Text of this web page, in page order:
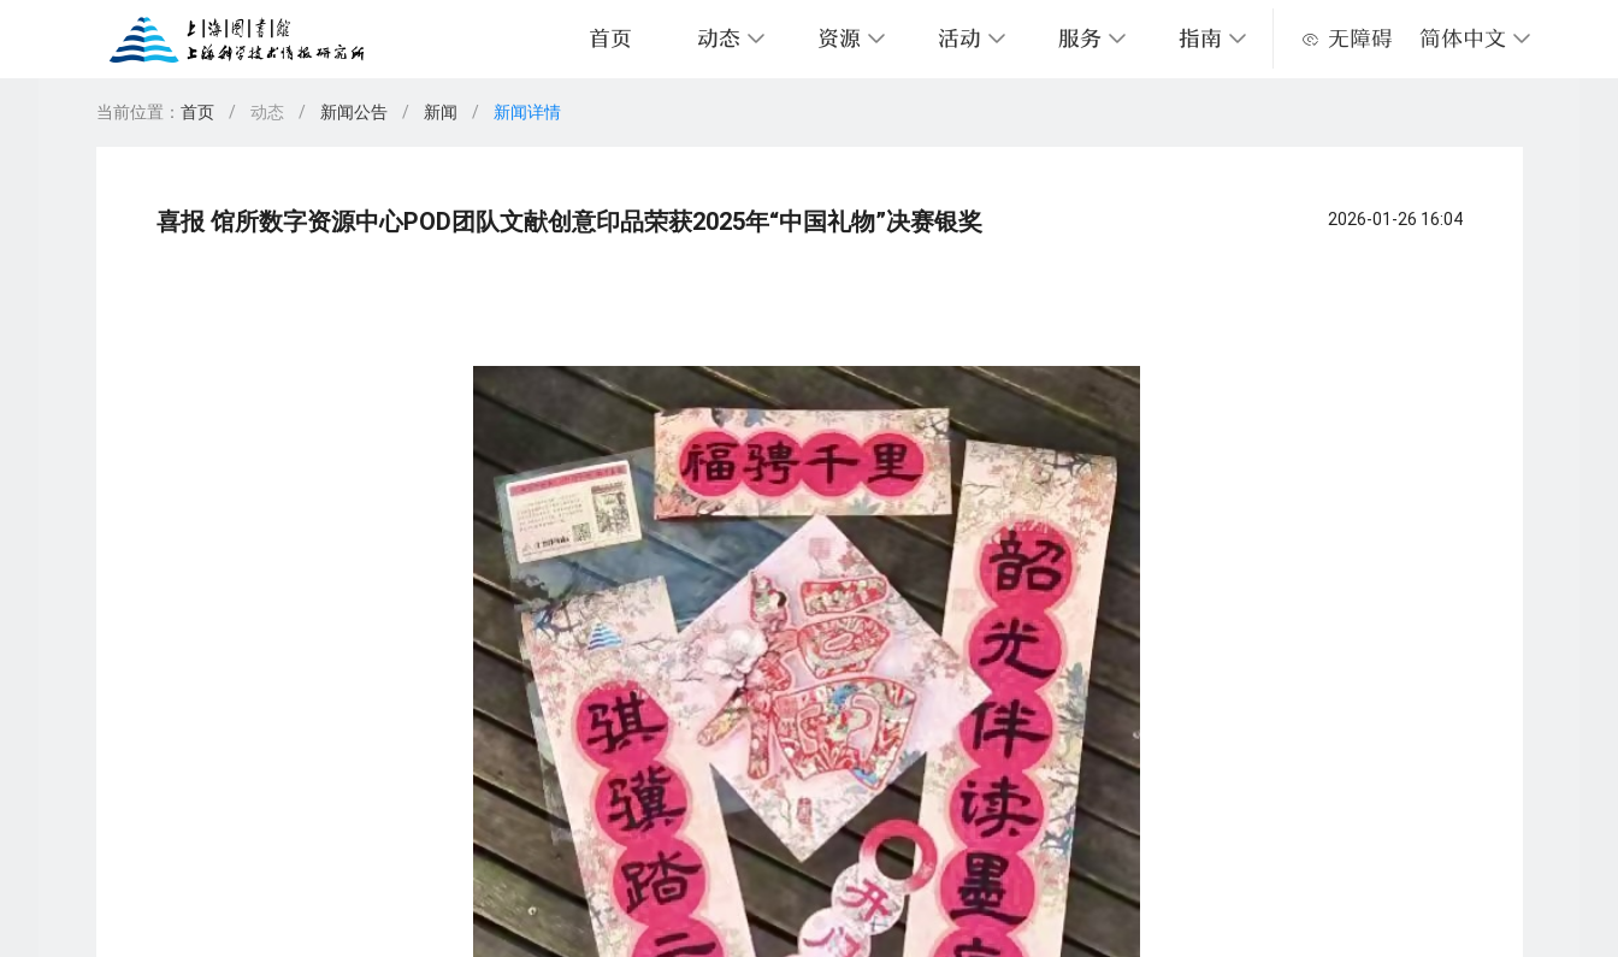
首页 动态
新闻公告 借阅排行榜 阅读报告
资源
图书 期刊 报纸 数字资源
活动
上图讲座 上图展览 上图培训
服务
东馆服务 家谱馆 我的图书馆
指南
办证须知 读者须知 楼层导览
无障碍 简体中文
当前位置： 首页 / 动态 / 新闻公告 / 新闻 / 新闻详情
喜报 馆所数字资源中心POD团队文献创意印品荣获2025年“中国礼物”决赛银奖 2026-01-26 16:04